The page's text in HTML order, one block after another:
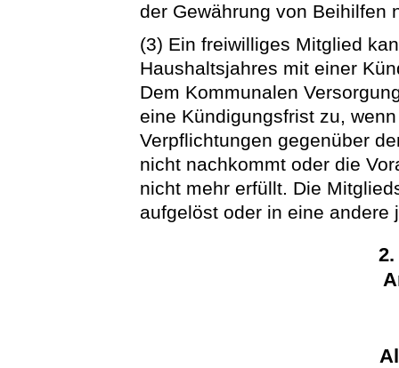
der Gewährung von Beihilfen
(3) Ein freiwilliges Mitglied
Haushaltsjahres mit einer
Dem Kommunalen
eine Kündigungsfrist zu,
Verpflichtungen gegenüber
nicht nachkommt oder die
nicht mehr erfüllt. Die
aufgelöst oder in eine andere